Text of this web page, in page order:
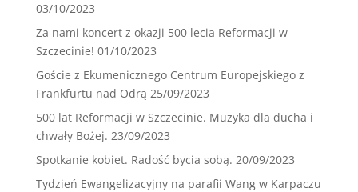
03/10/2023
Za nami koncert z okazji 500 lecia Reformacji w
Szczecinie! 01/10/2023
Goście z Ekumenicznego Centrum Europejskiego z
Frankfurtu nad Odrą 25/09/2023
500 lat Reformacji w Szczecinie. Muzyka dla ducha i
chwały Bożej. 23/09/2023
Spotkanie kobiet. Radość bycia sobą. 20/09/2023
Tydzień Ewangelizacyjny na parafii Wang w Karpaczu